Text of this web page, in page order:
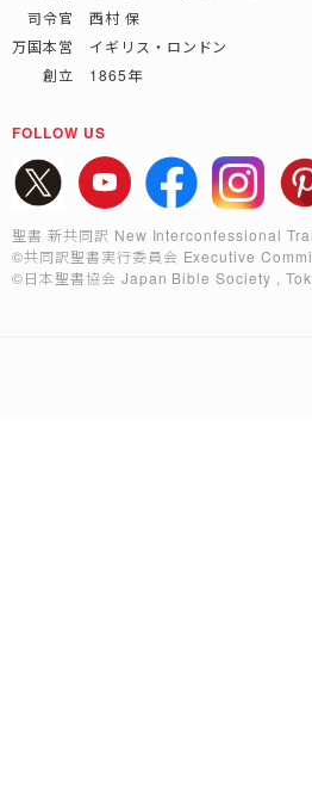
司令官 西村 保
万国本営 イギリス・ロンドン
創立 1865年
FOLLOW US
聖書 新共同訳 New Interconfessional
©共同訳聖書実行委員会 Executive
©日本聖書協会 Japan Bible Society ,